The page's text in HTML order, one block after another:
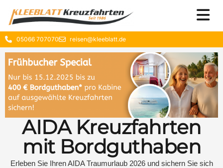
05066 707070 reisen@kleeblatt.de
AIDA Kreuzfahrten
mit Bordguthaben
Erleben Sie Ihren AIDA Traumurlaub 2026 und sichern Sie sich